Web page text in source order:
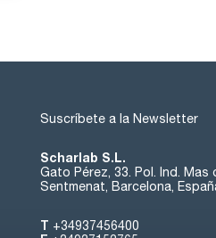
Suscríbete a la Newsletter
Scharlab S.L.
Gato Pérez, 33. Pol. Ind. Mas
Sentmenat, Barcelona,
T +34937456400